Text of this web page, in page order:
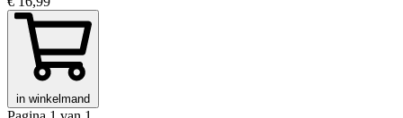
in winkelmand